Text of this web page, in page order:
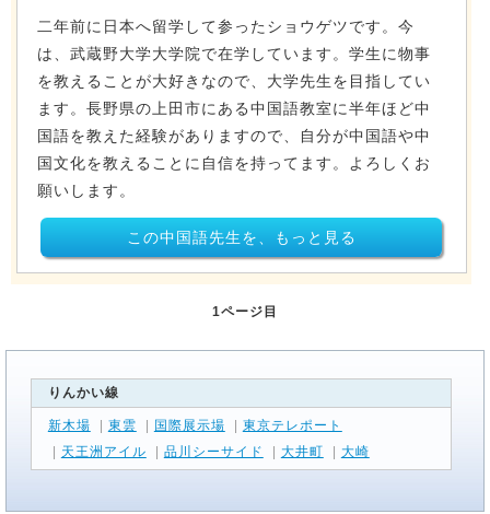
二年前に日本へ留学して参ったショウゲツです。今
は、武蔵野大学大学院で在学しています。学生に物事
を教えることが大好きなので、大学先生を目指してい
ます。長野県の上田市にある中国語教室に半年ほど中
国語を教えた経験がありますので、自分が中国語や中
国文化を教えることに自信を持ってます。よろしくお
願いします。
この中国語先生を、もっと見る
1ページ目
りんかい線
新木場 東雲 国際展示場
東京テレポート
天王洲アイル 品川シーサイド 大井町 大崎